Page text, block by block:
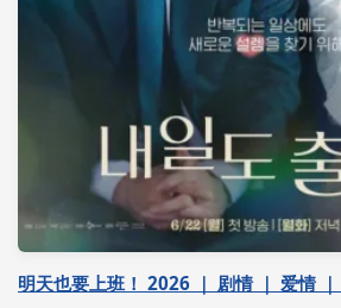
明天也要上班！ 2026 ｜ 剧情 ｜ 爱情